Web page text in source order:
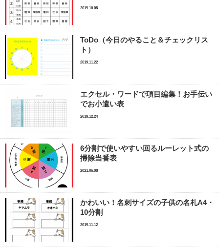
2019.10.08
ToDo（今日のやること＆チェックリス
ト）
2019.11.22
エクセル・ワードで項目編集！お手伝い
でお小遣い表
2019.12.24
6分割で使いやすい回るルーレット式の
掃除当番表
2021.06.08
かわいい！名刺サイズの子供の名札A4・
10分割
2019.11.12